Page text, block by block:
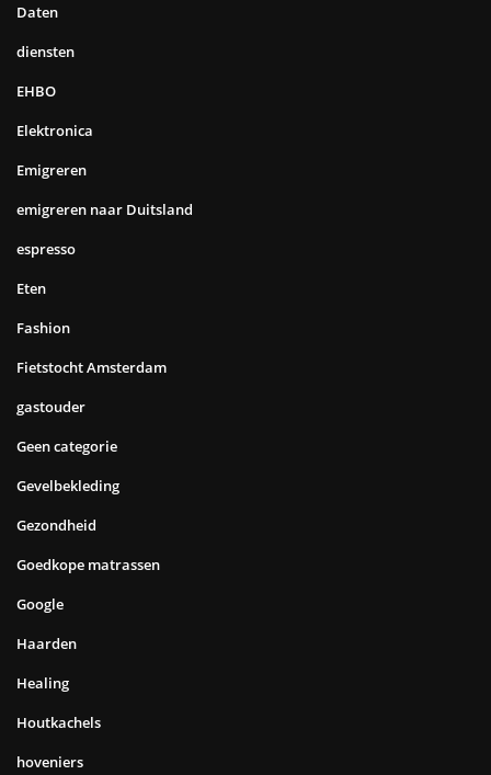
Daten
diensten
EHBO
Elektronica
Emigreren
emigreren naar Duitsland
espresso
Eten
Fashion
Fietstocht Amsterdam
gastouder
Geen categorie
Gevelbekleding
Gezondheid
Goedkope matrassen
Google
Haarden
Healing
Houtkachels
hoveniers